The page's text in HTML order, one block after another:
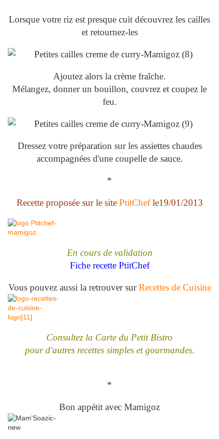
Lorsque votre riz est presque cuit découvrez les cailles
et retournez-les
Ajoutez alors la crème fraîche.
Mélangez, donner un bouillon, couvrez et coupez le
feu.
Dressez votre préparation sur les assiettes chaudes
accompagnées d'une coupelle de sauce.
*
Recette proposée sur le site PtitChefle19/01/2013
En cours de validation
Fiche recette PtitChef
Vous pouvez aussi la retrouver surRecettes de Cuisine
Consultez la Carte du Petit Bistro
pour d'autres recettes simples et gourmandes.
*
Bon appétit avec Mamigoz